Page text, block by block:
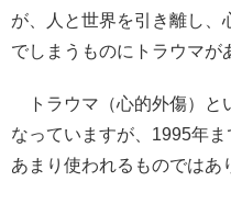
が、人と世界を引き離し、
でしまうものにトラウマが
トラウマ（心的外傷）と
なっていますが、1995年
あまり使われるものではあ